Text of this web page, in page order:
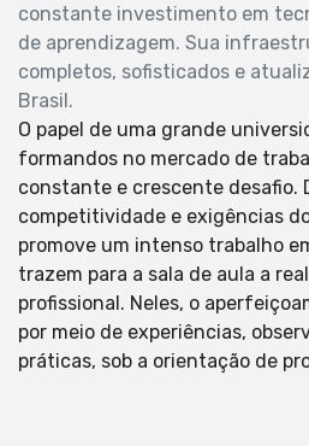
constante investimento em
de aprendizagem. Sua
completos, sofisticados e
Brasil.
O papel de uma grande
formandos no mercado de
constante e crescente desafio.
competitividade e exigências
promove um intenso trabalho
trazem para a sala de aula a
profissional. Neles, o
por meio de experiências,
práticas, sob a orientação de